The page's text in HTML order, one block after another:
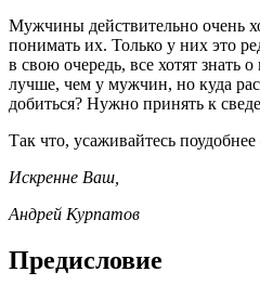
Мужчины действительно очень
понимать их. Только у них это
в свою очередь, все хотят знать
лучше, чем у мужчин, но куда
добиться? Нужно принять к
Так что, усаживайтесь
Искренне Ваш,
Андрей Курпатов
Предисловие